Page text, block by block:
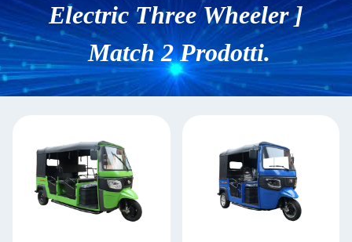
Electric Three Wheeler ]
Match 2 Prodotti.